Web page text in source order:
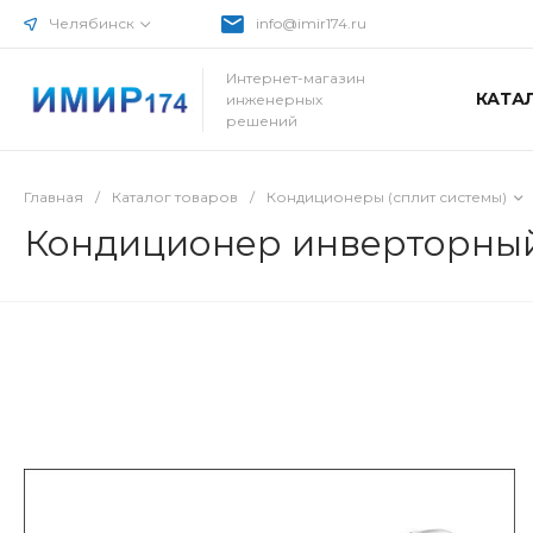
Челябинск info@imir174.ru
Интернет-магазин
инженерных
решений
Главная / Каталог товаров / Кондиционеры (сплит системы)
Кондиционер